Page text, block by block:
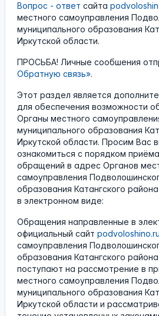
Вопрос - ответ сайта
местного самоуправления
муниципального образования
Иркутской области.
ПРОСЬБА! Личные сообшения
Обратную связь».
Этот раздел является
для обеспечения возможности
Органы местного
муниципального образования
Иркутской области. Просим Вас
ознакомиться с порядком
обращений в адрес Органов
самоуправления
образования Катангского
в электронном виде:
Обращения направленные в
официальный сайт podvoloshino.ru
самоуправления
образования Катангского района
поступают на рассмотрение в
местного самоуправления
муниципального образования
Иркутской области и